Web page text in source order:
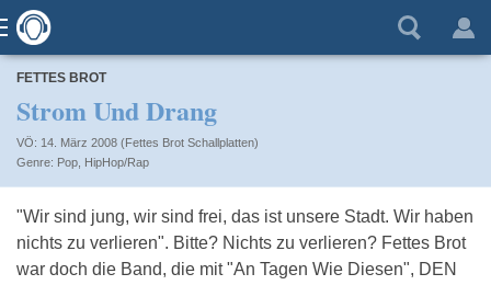
FETTES BROT
Strom Und Drang
VÖ: 14. März 2008 (Fettes Brot Schallplatten)
Pop HipHop/Rap
"Wir sind jung, wir sind frei, das ist unsere Stadt. Wir haben
nichts zu verlieren". Bitte? Nichts zu verlieren? Fettes Brot
war doch die Band, die mit "An Tagen Wie Diesen", DEN